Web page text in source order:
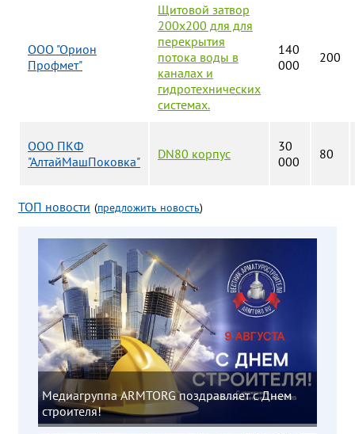
ООО "Орион
Профмет"
Щитовой затвор
200х200 для для
перекрытия
потока воды в
каналах и
гидротехнических
системах.
140
000
200
ООО ПКФ
"АлтайМашПоковка"
DN80 корпус
30
000
80
ТОП новости (предложить новость)
Медиагруппа ARMTORG поздравляет с Днем
строителя!